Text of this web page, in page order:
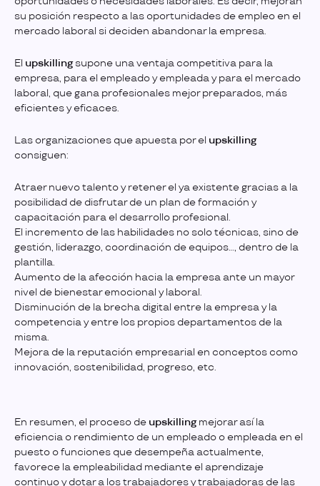
su posición respecto a las oportunidades de empleo en el
mercado laboral si deciden abandonar la empresa.
El upskillingsupone una ventaja competitiva para la
empresa, para el empleado y empleada y para el mercado
laboral, que gana profesionales mejor preparados, más
eficientes y eficaces.
Las organizaciones que apuesta por el upskilling
consiguen:
Atraer nuevo talento y retener el ya existente gracias a la
posibilidad de disfrutar de un plan de formación y
capacitación para el desarrollo profesional.
El incremento de las habilidades no solo técnicas, sino de
gestión, liderazgo, coordinación de equipos…, dentro de la
plantilla.
Aumento de la afección hacia la empresa ante un mayor
nivel de bienestar emocional y laboral.
Disminución de la brecha digital entre la empresa y la
competencia y entre los propios departamentos de la
misma.
Mejora de la reputación empresarial en conceptos como
innovación, sostenibilidad, progreso, etc.
En resumen, el proceso de upskillingmejorar así la
eficiencia o rendimiento de un empleado o empleada en el
puesto o funciones que desempeña actualmente,
favorece la empleabilidad mediante el aprendizaje
continuo y dotar a los trabajadores y trabajadoras de las